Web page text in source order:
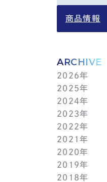
商品情報
ARCHIVE
2026年
8月(3)
7月(14)
6月(5)
5月(6)
4月(12)
3月(13)
2月(9)
1月(4)
2025年
12月(6)
11月(5)
10月(8)
9月(12)
8月(8)
7月(10)
6月(6)
2024年
12月(7)
11月(5)
10月(12)
9月(4)
8月(5)
7月(11)
2023年
12月(3)
11月(13)
10月(11)
9月(3)
8月(5)
2022年
12月(2)
11月(4)
10月(4)
9月(1)
2021年
12月(4)
11月(2)
10月(6)
2020年
12月(2)
11月(3)
2019年
12月(2)
2018年